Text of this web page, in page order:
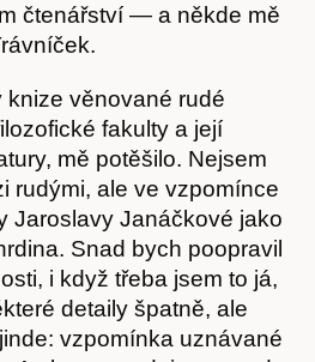
čtenářství — a někde mě
knize věnované rudé
fakulty a její
mě potěšilo. Nejsem
rudými, ale ve vzpomínce
Jaroslavy Janáčkové jako
Snad bych poopravil
i když třeba jsem to já,
detaily špatně, ale
vzpomínka uznávané